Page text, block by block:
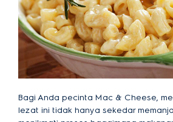
Bagi Anda pecinta Mac & Cheese,
lezat ini tidak hanya sekedar